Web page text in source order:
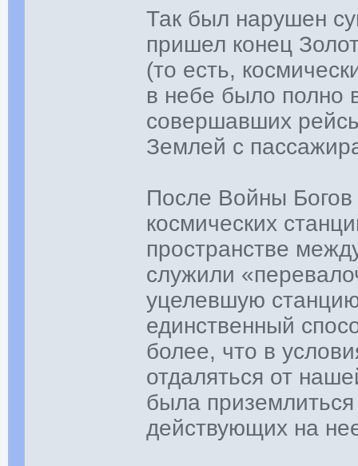
Так был нарушен
пришел конец
(то есть,
в небе было полно
совершавших
Землей с
После Войны
космических
пространстве
служили
уцелевшую
единственный
более, что в
отдаляться от
была
действующих на